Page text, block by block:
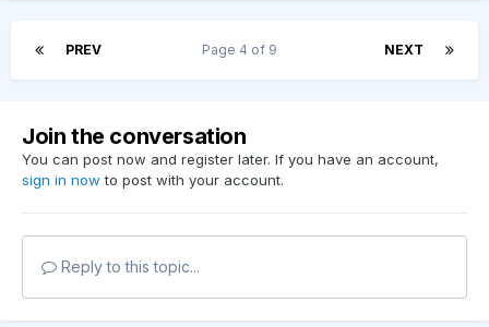
PREV NEXT
Page 4 of 9
Join the conversation
You can post now and register later. If you have an account,
sign in now to post with your account.
Reply to this topic...